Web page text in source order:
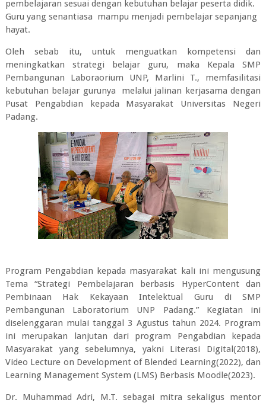
pembelajaran sesuai dengan kebutuhan belajar peserta didik.
Guru yang senantiasa mampu menjadi pembelajar sepanjang
hayat.
Oleh sebab itu, untuk menguatkan kompetensi dan
meningkatkan strategi belajar guru, maka Kepala SMP
Pembangunan Laboraorium UNP, Marlini T., memfasilitasi
kebutuhan belajar gurunya melalui jalinan kerjasama dengan
Pusat Pengabdian kepada Masyarakat Universitas Negeri
Padang.
Program Pengabdian kepada masyarakat kali ini mengusung
Tema “Strategi Pembelajaran berbasis HyperContent dan
Pembinaan Hak Kekayaan Intelektual Guru di SMP
Pembangunan Laboratorium UNP Padang.” Kegiatan ini
diselenggaran mulai tanggal 3 Agustus tahun 2024. Program
ini merupakan lanjutan dari program Pengabdian kepada
Masyarakat yang sebelumnya, yakni Literasi Digital(2018),
Video Lecture on Development of Blended Learning(2022), dan
Learning Management System (LMS) Berbasis Moodle(2023).
Dr. Muhammad Adri, M.T. sebagai mitra sekaligus mentor